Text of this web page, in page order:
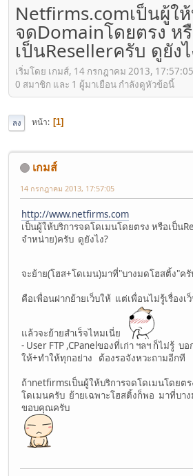
Netfirms.comเป็นผู้ใ
จดDomainโดยตรง ห
เป็นResellerครับ ดูยังไ
เริ่มโดย เกมส์, 14 กรกฎาคม 2013, 17:57:05
0 สมาชิก และ 1 ผู้มาเยือน กำลังดูหัวข้อนี้
ลง หน้า 1
เกมส์
14 กรกฎาคม 2013, 17:57:05
http://www.netfirms.com
เป็นผู้ให้บริการจดโดเมนโดยตรง หรือเป็น
จำหน่าย)ครับ ดูยังไง?
จะย้าย(โฮส+โดเมน)มาที่"บางมดโฮสติ้ง"ค
คือเพื่อนฝากย้ายเว็บให้ แต่เพื่อนไม่รู้เรื่องเ
แล้วจะย้ายสำเร็จไหมเนี่ย
- User FTP ,CPanelของที่เก่า ฯลฯ ก็ไม่รู้ บ
ให้+ทำให้ทุกอย่าง ต้องรอจังหวะถามอีกที
ถ้าnetfirmsเป็นผู้ให้บริการจดโดเมนโดยต
โดเมนครับ ย้ายเฉพาะโฮสติ้งก็พอ มาที่บา
ขอบคุณครับ